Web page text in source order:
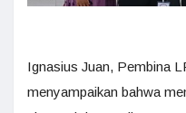
Ignasius Juan, Pembina
menyampaikan bahwa